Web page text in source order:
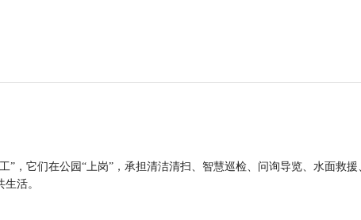
”，它们在公园“上岗”，承担清洁清扫、智慧巡检、问询导览、水面救援
活。